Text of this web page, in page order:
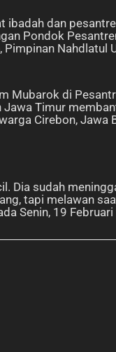
dan
Pondok
Mubarok di
Timur
Cirebon, Jawa
Dia sudah
tapi melawan
Senin, 19